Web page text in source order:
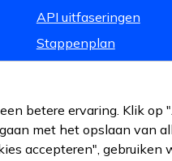
betere ervaring. Klik op
met het opslaan van
accepteren", gebruiken
API uitfaseringen
Stappenplan